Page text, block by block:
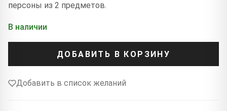
персоны из 2 предметов.
В наличии
ДОБАВИТЬ В КОРЗИНУ
Добавить в список желаний